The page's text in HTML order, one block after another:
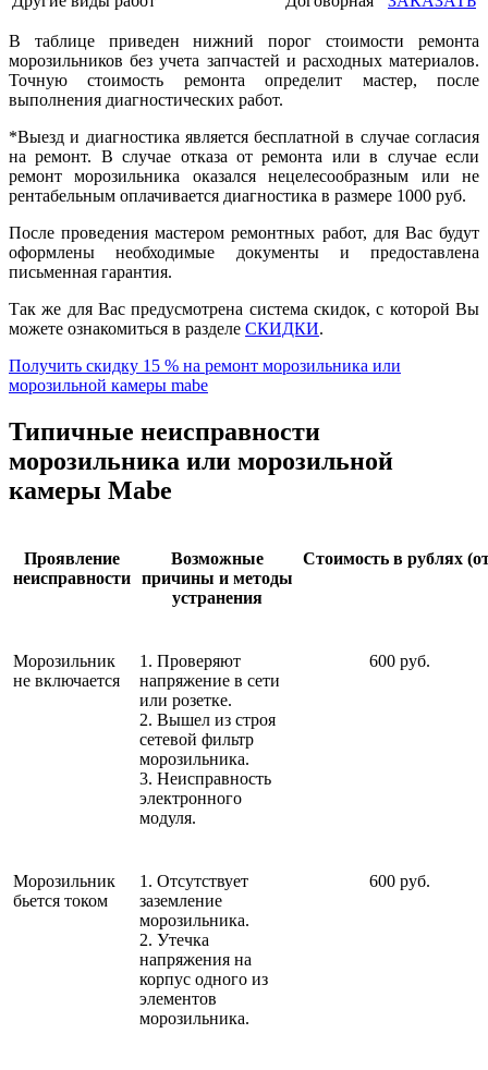
В таблице приведен нижний порог стоимости ремонта
морозильников без учета запчастей и расходных материалов.
Точную стоимость ремонта определит мастер, после
выполнения диагностических работ.
*Выезд и диагностика является бесплатной в случае согласия
на ремонт. В случае отказа от ремонта или в случае если
ремонт морозильника оказался нецелесообразным или не
рентабельным оплачивается диагностика в размере 1000 руб.
После проведения мастером ремонтных работ, для Вас будут
оформлены необходимые документы и предоставлена
письменная гарантия.
Так же для Вас предусмотрена система скидок, с которой Вы
можете ознакомиться в разделе СКИДКИ.
Получить скидку 15 % на ремонт морозильника или
морозильной камеры mabe
Типичные неисправности
морозильника или морозильной
камеры Mabe
Проявление
неисправности
Возможные
причины и методы
устранения
Стоимость в рублях
Морозильник
не включается
1. Проверяют
напряжение в сети
или розетке.
2. Вышел из строя
сетевой фильтр
морозильника.
3. Неисправность
электронного
модуля.
600 руб.
Морозильник
бьется током
1. Отсутствует
заземление
морозильника.
2. Утечка
напряжения на
корпус одного из
элементов
морозильника.
600 руб.